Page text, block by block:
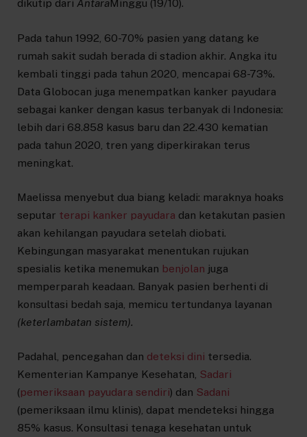
dikutip dari AntaraMinggu (19/10).
Pada tahun 1992, 60-70% pasien yang datang ke
rumah sakit sudah berada di stadion akhir. Angka itu
kembali tinggi pada tahun 2020, mencapai 68-73%.
Data Globocan juga menempatkan kanker payudara
sebagai kanker dengan kasus terbanyak di Indonesia:
lebih dari 68.858 kasus baru dan 22.430 kematian
pada tahun 2020, tren yang diperkirakan terus
meningkat.
Maelissa menyebut dua biang keladi: maraknya hoaks
seputar terapi kanker payudara dan ketakutan pasien
akan kehilangan payudara setelah diobati.
Kebingungan masyarakat menentukan rujukan
spesialis ketika menemukan benjolan juga
memperparah keadaan. Banyak pasien berhenti di
konsultasi bedah saja, memicu tertundanya layanan
(keterlambatan sistem).
Padahal, pencegahan dan deteksi dini tersedia.
Kementerian Kampanye Kesehatan, Sadari
(pemeriksaan payudara sendiri) dan Sadani
(pemeriksaan ilmu klinis), dapat mendeteksi hingga
85% kasus. Konsultasi tenaga kesehatan untuk